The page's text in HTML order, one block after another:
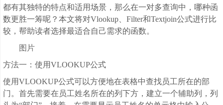
都有其独特的特点和适用场景，那么在一对多查询中，哪种函
数更胜一筹呢？本文将对Vlookup、Filter和Textjoin公式进行比
较，帮助读者选择最适合自己需求的函数。
图片
方法一：使用VLOOKUP公式
使用VLOOKUP公式可以方便地在表格中查找员工所在的部
门。首先需要在员工姓名所在的列下方，建立一个辅助列，列